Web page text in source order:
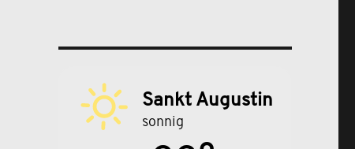
Sankt Augustin
sonnig